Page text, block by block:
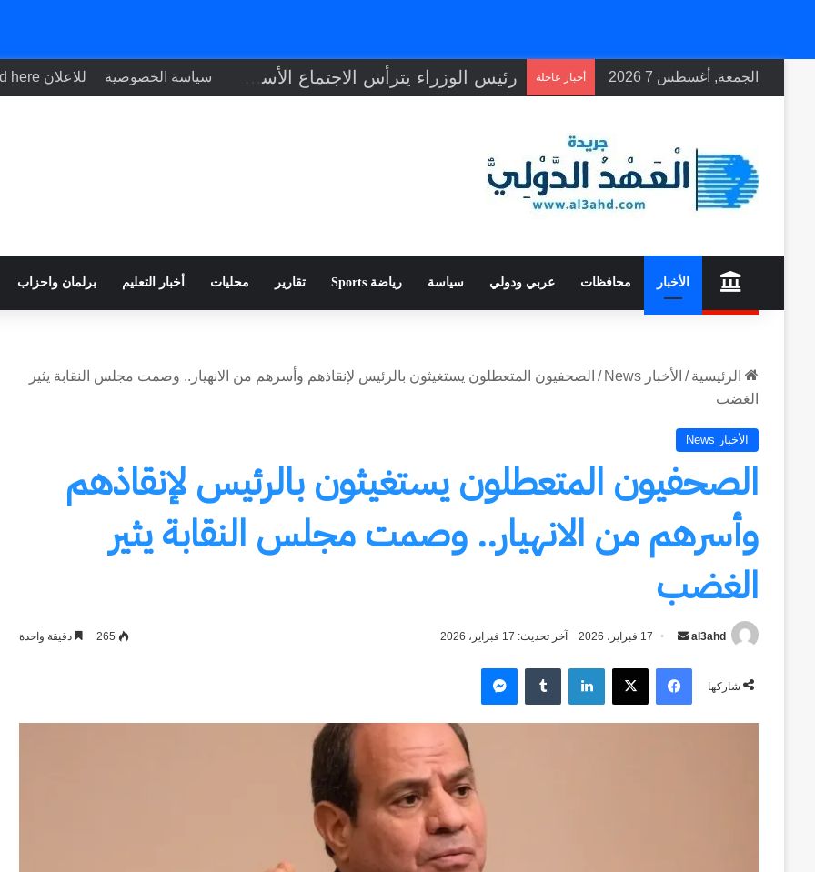
الجمعة, أغسطس 7 2026 أخبار عاجلة رئيس الوزراء يترأس الاجتماع الأسبوعي للحكومة سياسة الخصوصية للاعلان Your ad here
الأخبار محافظات عربي ودولي سياسة رياضة Sports تقارير محليات أخبار التعليم برلمان واحزاب
الرئيسية / الأخبار News / الصحفيون المتعطلون يستغيثون بالرئيس لإنقاذهم وأسرهم من الانهيار.. وصمت مجلس النقابة يثير
الغضب
الأخبار News
الصحفيون المتعطلون يستغيثون بالرئيس لإنقاذهم
وأسرهم من الانهيار.. وصمت مجلس النقابة يثير
الغضب
al3ahd
أرسل
إلكترونيا
17 فبراير، 2026 آخر تحديث: 17 فبراير، 2026 265 دقيقة واحدة
شاركها
فيسبوك‫X لينكدإن
‏Tumblr ماسنجر